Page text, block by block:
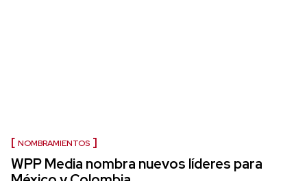
NOMBRAMIENTOS
WPP Media nombra nuevos líderes para